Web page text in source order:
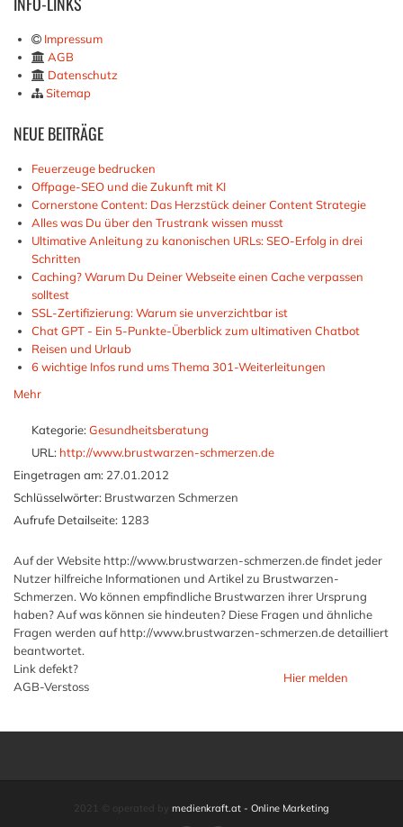
Impressum
AGB
Datenschutz
Sitemap
NEUEBEITRÄGE
Feuerzeuge bedrucken
Offpage-SEO und die Zukunft mit KI
Cornerstone Content: Das Herzstück deiner Content Strategie
Alles was Du über den Trustrank wissen musst
Ultimative Anleitung zu kanonischen URLs: SEO-Erfolg in drei
Schritten
Caching? Warum Du Deiner Webseite einen Cache verpassen
solltest
SSL-Zertifizierung: Warum sie unverzichtbar ist
Chat GPT - Ein 5-Punkte-Überblick zum ultimativen Chatbot
Reisen und Urlaub
6 wichtige Infos rund ums Thema 301-Weiterleitungen
Mehr
Kategorie: Gesundheitsberatung
URL: http://www.brustwarzen-schmerzen.de
Eingetragen am: 27.01.2012
Schlüsselwörter: Brustwarzen Schmerzen
Aufrufe Detailseite: 1283
Auf der Website http://www.brustwarzen-schmerzen.de findet jeder
Nutzer hilfreiche Informationen und Artikel zu Brustwarzen-
Schmerzen. Wo können empfindliche Brustwarzen ihrer Ursprung
haben? Auf was können sie hindeuten? Diese Fragen und ähnliche
Fragen werden auf http://www.brustwarzen-schmerzen.de detailliert
beantwortet.
Link defekt?
AGB-Verstoss
Hier melden
2021 © operated by medienkraft.at - Online Marketing